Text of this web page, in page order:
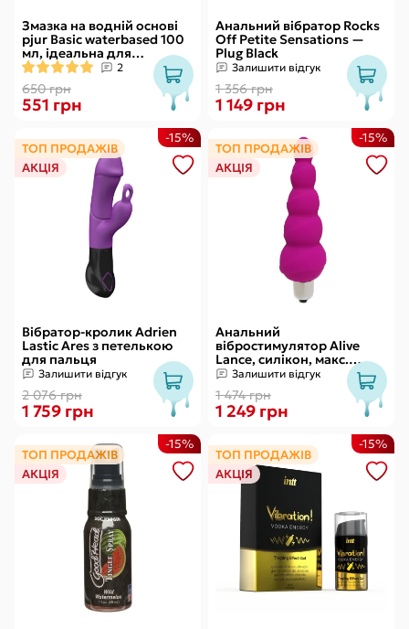
Змазка на водній основі
pjur Basic waterbased 100
мл, ідеальна для
новачків, найкраща ціна/
якість
2
650 грн
551 грн
Анальний вібратор Rocks
Off Petite Sensations —
Plug Black
Залишити відгук
1 356 грн
1 149 грн
ТОП ПРОДАЖІВ
АКЦІЯ
Вібратор-кролик Adrien
Lastic Ares з петелькою
для пальця
Залишити відгук
2 076 грн
-15%
1 759 грн
ТОП ПРОДАЖІВ
АКЦІЯ
Анальний
вібростимулятор Alive
Lance, силікон, макс.
діаметр 2,9 см
(передостання кулька)
Залишити відгук
1 474 грн
-15%
1 249 грн
ТОП ПРОДАЖІВ
АКЦІЯ
-15%
ТОП ПРОДАЖІВ
АКЦІЯ
-15%